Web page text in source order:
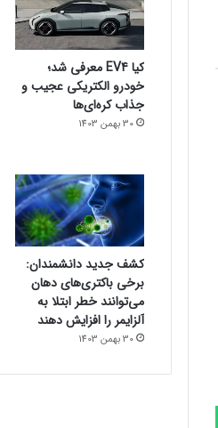
کیا EV4 معرفی شد؛
خودرو الکتریکی عجیب و
جذاب کره‌ای‌ها
30 بهمن 1403
کشف جدید دانشمندان:
برخی باکتری‌های دهان
می‌توانند خطر ابتلا به
آلزایمر را افزایش دهند
30 بهمن 1403